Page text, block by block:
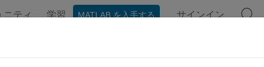
ニティ 学習 MATLAB を入手する サインイン